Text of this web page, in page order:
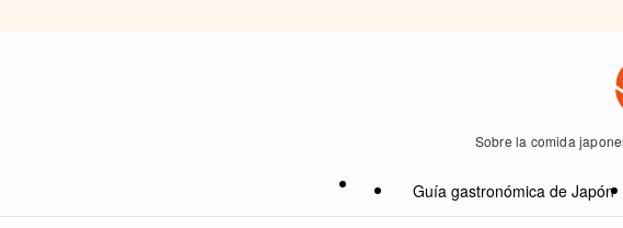
Sobre la comida
Guía gastronómica de Japón